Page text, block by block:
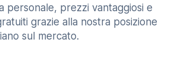
personale, prezzi vantaggiosi e
grazie alla nostra posizione
sul mercato.